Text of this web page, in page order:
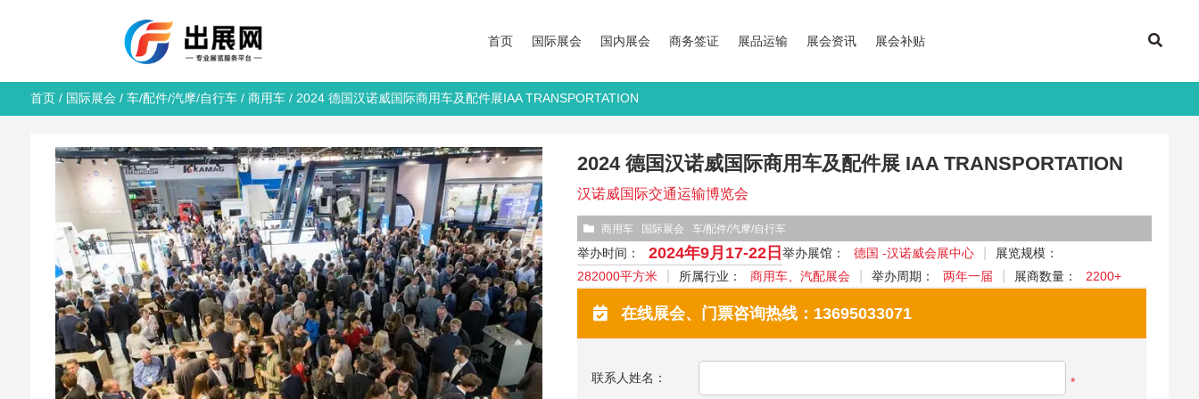
首页 国际展会 国内展会 商务签证 展品运输 展会资讯 展会补贴
首页/ 国际展会 / 车/配件/汽摩/自行车/ 商用车/ 2024 德国汉诺威国际商用车及配件展IAA TRANSPORTATION
2024 德国汉诺威国际商用车及配件展 IAA TRANSPORTATION
汉诺威国际交通运输博览会
商用车 国际展会 车/配件/汽摩/自行车
举办时间： 2024年9月17-22日举办展馆： 德国 -汉诺威会展中心
展览规模：
282000平方米
所属行业： 商用车、汽配展会 举办周期： 两年一届 展商数量： 2200+
在线展会、门票咨询热线：13695033071
联系人姓名： *